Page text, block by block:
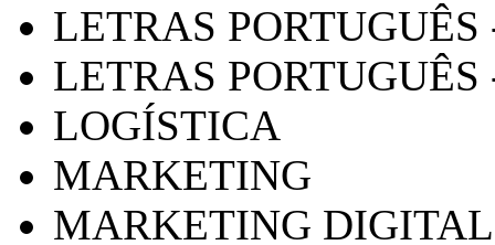
LETRAS
LETRAS PORTUGUÊS
LOGÍSTICA
MARKETING
MARKETING DIGITAL